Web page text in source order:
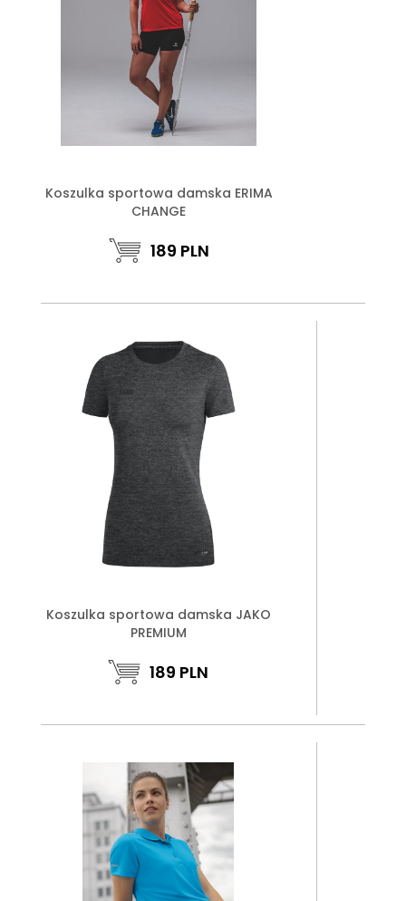
Koszulka sportowa damska ERIMA
CHANGE
189 PLN
Koszulka sportowa damska JAKO
PREMIUM
189 PLN